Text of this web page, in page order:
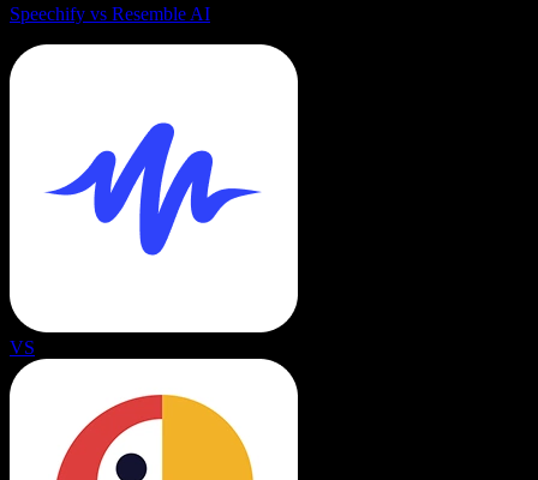
Speechify vs Resemble AI
VS